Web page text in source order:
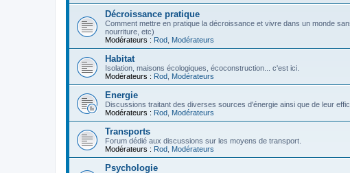
Décroissance pratique
Comment mettre en pratique la décroissance et vivre dans un monde
nourriture, etc)
Modérateurs : Rod Modérateurs
Habitat
Isolation, maisons écologiques, écoconstruction... c'est ici.
Modérateurs : Rod Modérateurs
Energie
Discussions traitant des diverses sources d'énergie ainsi que de leur
Modérateurs : Rod Modérateurs
Transports
Forum dédié aux discussions sur les moyens de transport.
Modérateurs : Rod Modérateurs
Psychologie